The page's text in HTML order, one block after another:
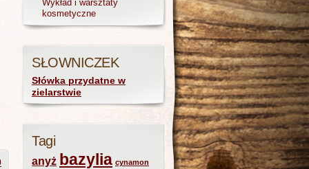
Wykład i warsztaty
kosmetyczne
SŁOWNICZEK
Słówka przydatne w
zielarstwie
Tagi
anyż bazylia cynamon